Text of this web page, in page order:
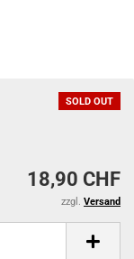
SOLD OUT
18,90 CHF
zzgl. Versand